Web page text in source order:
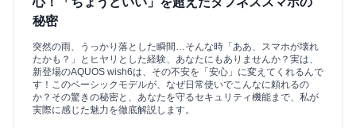
秘密
突然の雨、うっかり落とした瞬間…そんな時「ああ、スマホが壊れ
たかも？」とヒヤリとした経験、あなたにもありませんか？実は、
新登場のAQUOS wish6は、その不安を「安心」に変えてくれるんで
す！このベーシックモデルが、なぜ日常使いでこんなに頼れるの
か？その驚きの秘密と、あなたを守るセキュリティ機能まで、私が
実際に感じた魅力を徹底解説します。